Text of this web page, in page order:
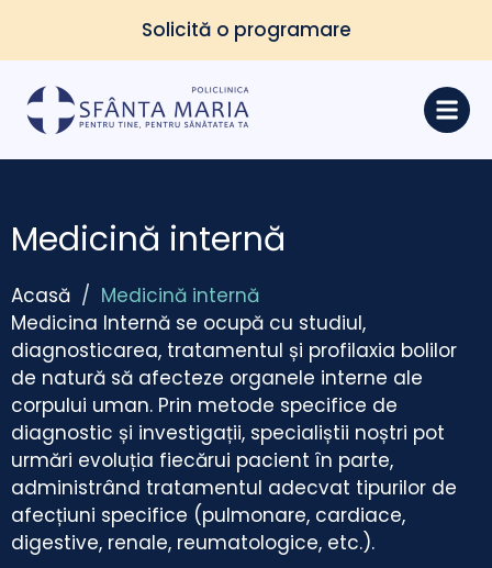
Solicită o programare
Acasă / Medicină internă
Medicină internă
Medicina Internă se ocupă cu studiul,
diagnosticarea, tratamentul și profilaxia bolilor
de natură să afecteze organele interne ale
corpului uman. Prin metode specifice de
diagnostic și investigații, specialiștii noștri pot
urmări evoluția fiecărui pacient în parte,
administrând tratamentul adecvat tipurilor de
afecțiuni specifice (pulmonare, cardiace,
digestive, renale, reumatologice, etc.).